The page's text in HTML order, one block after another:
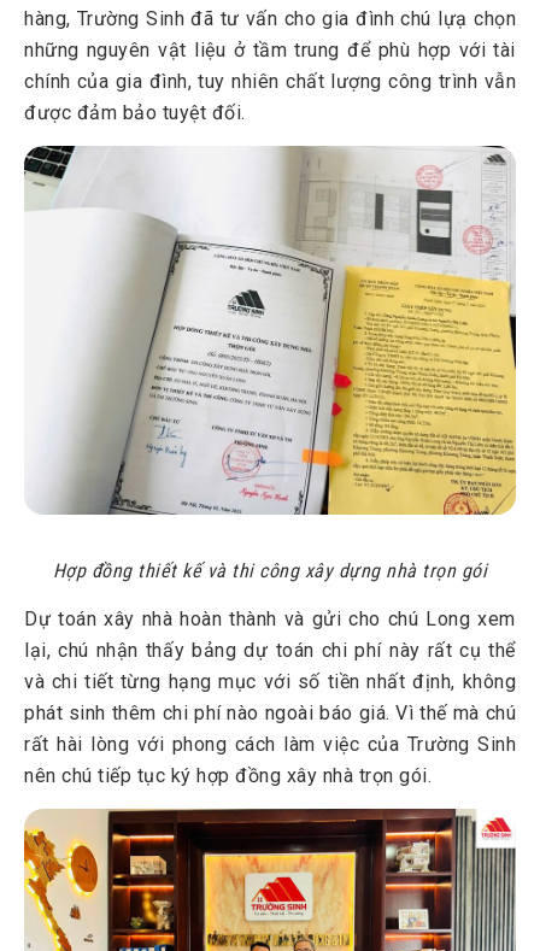
hàng, Trường Sinh đã tư vấn cho gia đình chú lựạ chọn
những nguyên vật liệu ở tầm trung để phù hợp với tài
chính của gia đình, tuy nhiên chất lượng công trình vẫn
được đảm bảo tuyệt đối.
Hợp đồng thiết kế và thi công xây dựng nhà trọn gói
Dự toán xây nhà hoàn thành và gửi cho chú Long xem
lại, chú nhận thấy bảng dự toán chi phí này rất cụ thể
và chi tiết từng hạng mục với số tiền nhất định, không
phát sinh thêm chi phí nào ngoài báo giá. Vì thế mà chú
rất hài lòng với phong cách làm việc của Trường Sinh
nên chú tiếp tục ký hợp đồng xây nhà trọn gói.